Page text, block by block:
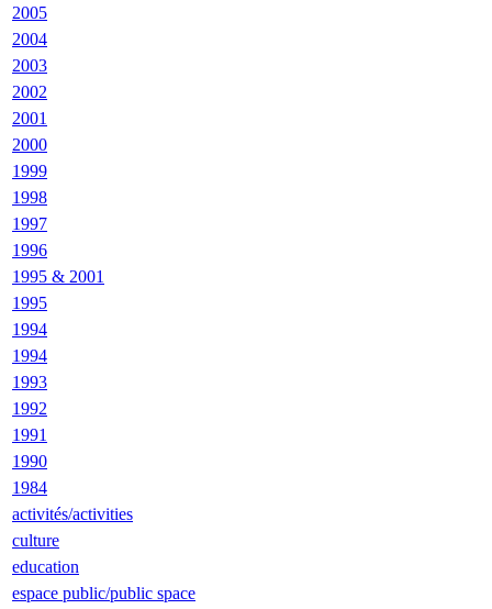
2005
2004
2003
2002
2001
2000
1999
1998
1997
1996
1995 & 2001
1995
1994
1994
1993
1992
1991
1990
1984
activités/activities
culture
education
espace public/public space